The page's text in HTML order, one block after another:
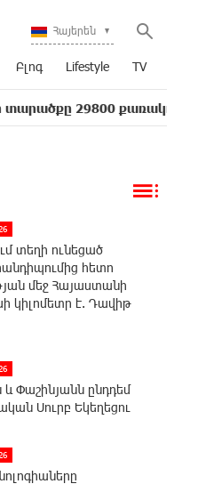
Հայերեն
Բլոգ Lifestyle TV
քառակուսի կիլոմետր է.
տեղի ունեցած
հետո
մեջ Հայաստանի
կիլոմետր է. Դավիթ
Փաշինյանն ընդդեմ
Սուրբ Եկեղեցու